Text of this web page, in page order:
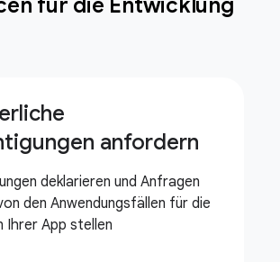
für die Entwicklung
anfordern
deklarieren und Anfragen
den Anwendungsfällen für die
Ihrer App stellen